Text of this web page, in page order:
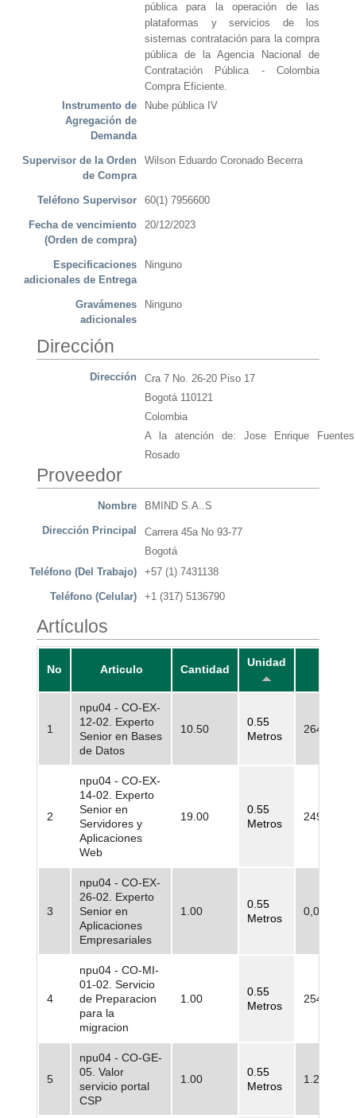
pública para la operación de las
plataformas y servicios de los
sistemas contratación para la compra
pública de la Agencia Nacional de
Contratación Pública - Colombia
Compra Eficiente.
Instrumento de
Agregación de
Demanda
Nube pública IV
Supervisor de la Orden
de Compra
Wilson Eduardo Coronado Becerra
Teléfono Supervisor 60(1) 7956600
Fecha de vencimiento
(Orden de compra)
20/12/2023
Especificaciones
adicionales de Entrega
Ninguno
Gravámenes
adicionales
Ninguno
Dirección
Dirección
Cra 7 No. 26-20 Piso 17
Bogotá 110121
Colombia
A la atención de: Jose Enrique Fuentes
Rosado
Proveedor
Nombre BMIND S.A..S
Dirección Principal
Carrera 45a No 93-77
Bogotá
Teléfono (Del Trabajo)
+57 (1) 7431138
Teléfono (Celular) +1 (317) 5136790
Artículos
No Articulo Cantidad
Unidad
1
npu04 - CO-EX-
12-02. Experto
Senior en Bases
de Datos
10.50
0.55
Metros
2
npu04 - CO-EX-
14-02. Experto
Senior en
Servidores y
Aplicaciones
Web
19.00
0.55
Metros
3
npu04 - CO-EX-
26-02. Experto
Senior en
Aplicaciones
Empresariales
1.00
0.55
Metros
0,00
4
npu04 - CO-MI-
01-02. Servicio
de Preparacion
para la
migracion
1.00
0.55
Metros
5
npu04 - CO-GE-
05. Valor
servicio portal
CSP
1.00
0.55
Metros